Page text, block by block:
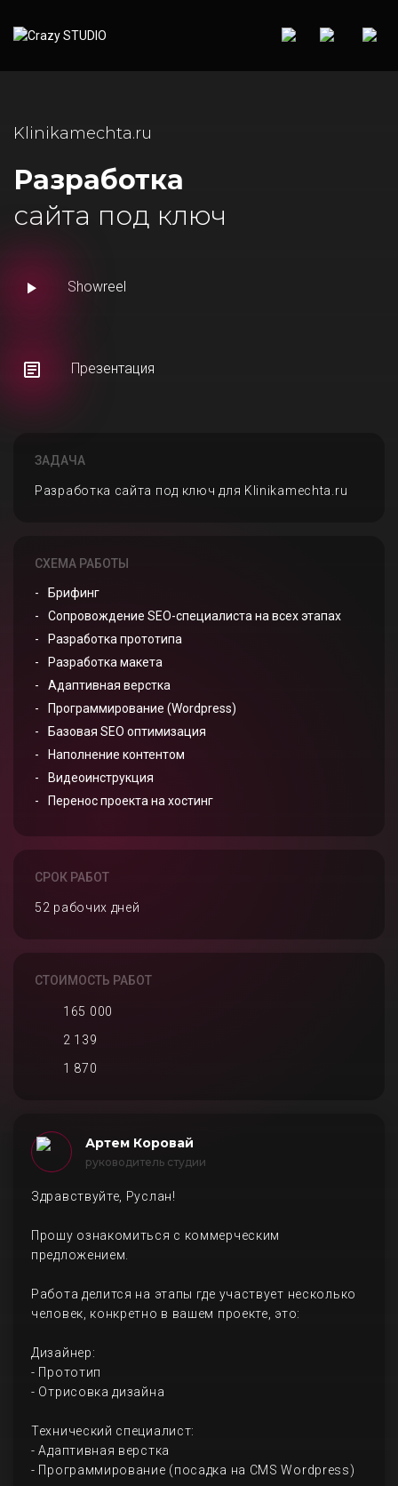
Klinikamechta.ru
Разработка
сайта под ключ
Showreel
Презентация
ЗАДАЧА
Разработка сайта под ключ для Klinikamechta.ru
СХЕМА РАБОТЫ
Брифинг
Сопровождение SEO-специалиста на всех этапах
Разработка прототипа
Разработка макета
Адаптивная верстка
Программирование (Wordpress)
Базовая SEO оптимизация
Наполнение контентом
Видеоинструкция
Перенос проекта на хостинг
СРОК РАБОТ
52 рабочих дней
СТОИМОСТЬ РАБОТ
165 000
2 139
1 870
Артем Коровай
руководитель студии
Здравствуйте, Руслан!
Прошу ознакомиться с коммерческим
предложением.
Работа делится на этапы где участвует несколько
человек, конкретно в вашем проекте, это:
Дизайнер:
- Прототип
- Отрисовка дизайна
Технический специалист:
- Адаптивная верстка
- Программирование (посадка на CMS Wordpress)